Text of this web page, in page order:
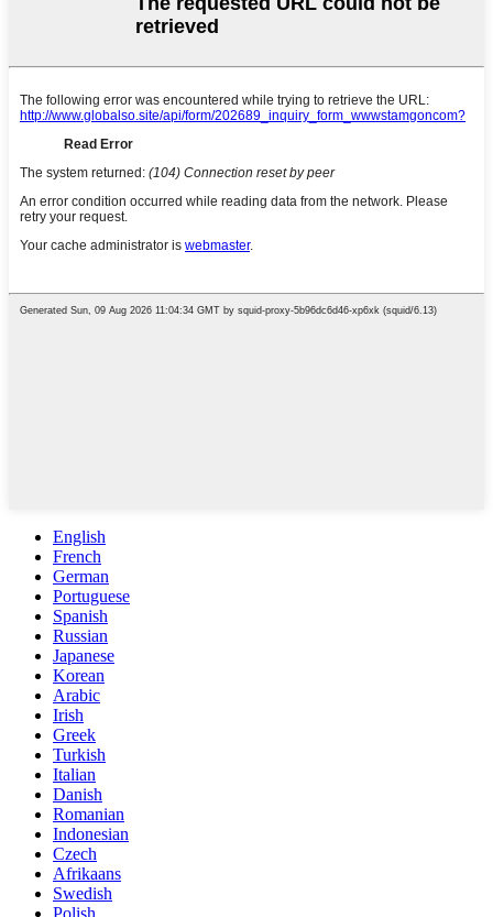
English
French
German
Portuguese
Spanish
Russian
Japanese
Korean
Arabic
Irish
Greek
Turkish
Italian
Danish
Romanian
Indonesian
Czech
Afrikaans
Swedish
Polish